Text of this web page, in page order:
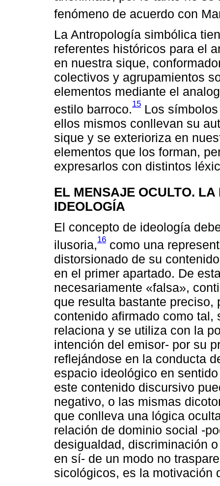
fenómeno de acuerdo con
La Antropología simbólica
referentes históricos para el
en nuestra sique,
colectivos y agrupamientos
elementos mediante el
estilo barroco.15 Los
ellos mismos conllevan su
sique y se exterioriza en
elementos que los forman,
expresarlos con distintos
EL MENSAJE OCULTO.
IDEOLOGÍA
El concepto de ideología
ilusoria,16 como una
distorsionado de su
en el primer apartado. De
necesariamente «falsa»,
que resulta bastante
contenido afirmado como
relaciona y se utiliza con la
intención del emisor- por su
reflejándose en la conducta
espacio ideológico en
este contenido discursivo
negativo, o las mismas
que conlleva una lógica
relación de dominio social -
desigualdad, discriminación
en sí- de un modo no
sicológicos, es la motivación